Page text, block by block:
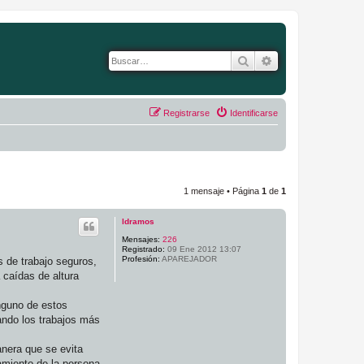
Buscar
Identificarse
Registrarse
1 mensaje • Página 1 de 1
ldramos
Mensajes: 226
Registrado: 09 Ene 2012 13:07
Profesión: APAREJADOR
trabajo seguros,
de altura
de estos
los trabajos más
que se evita